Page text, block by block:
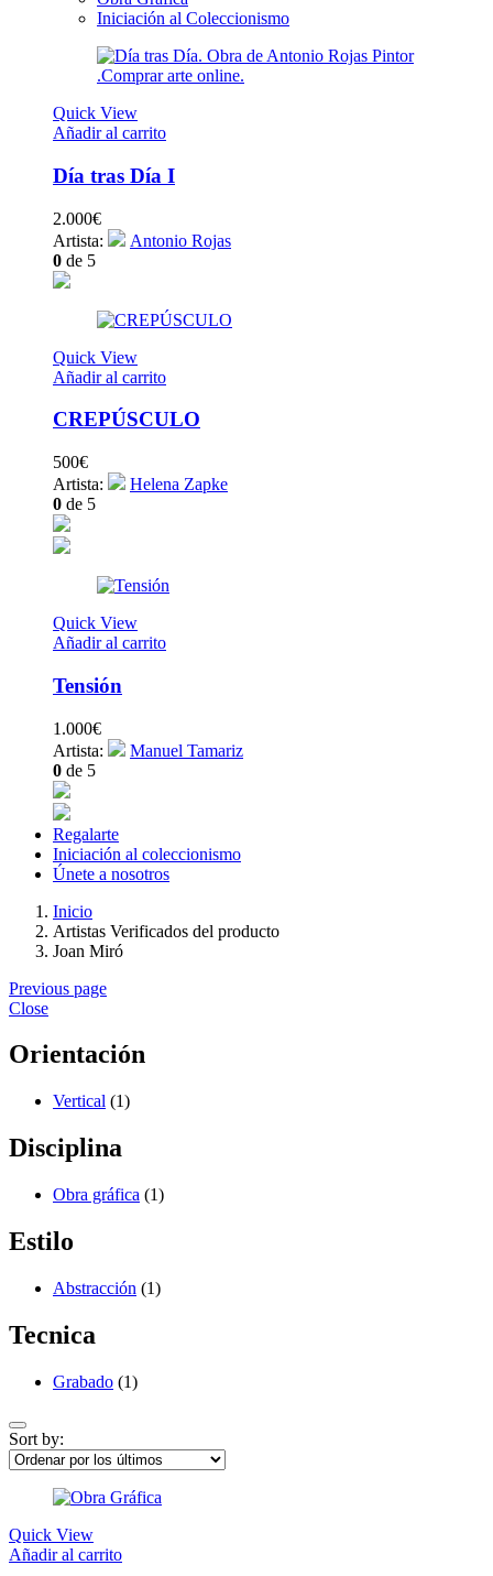
Iniciación al Coleccionismo
Quick View
Añadir al carrito
Día tras Día I
2.000€
Artista:
Antonio Rojas
0 de 5
Quick View
Añadir al carrito
CREPÚSCULO
500€
Artista:
Helena Zapke
0 de 5
Quick View
Añadir al carrito
Tensión
1.000€
Artista:
Manuel Tamariz
0 de 5
Regalarte
Iniciación al coleccionismo
Únete a nosotros
Inicio
Artistas Verificados del producto
Joan Miró
Previous page
Close
Orientación
Vertical (1)
Disciplina
Obra gráfica (1)
Estilo
Abstracción (1)
Tecnica
Grabado (1)
Sort by:
Quick View
Añadir al carrito